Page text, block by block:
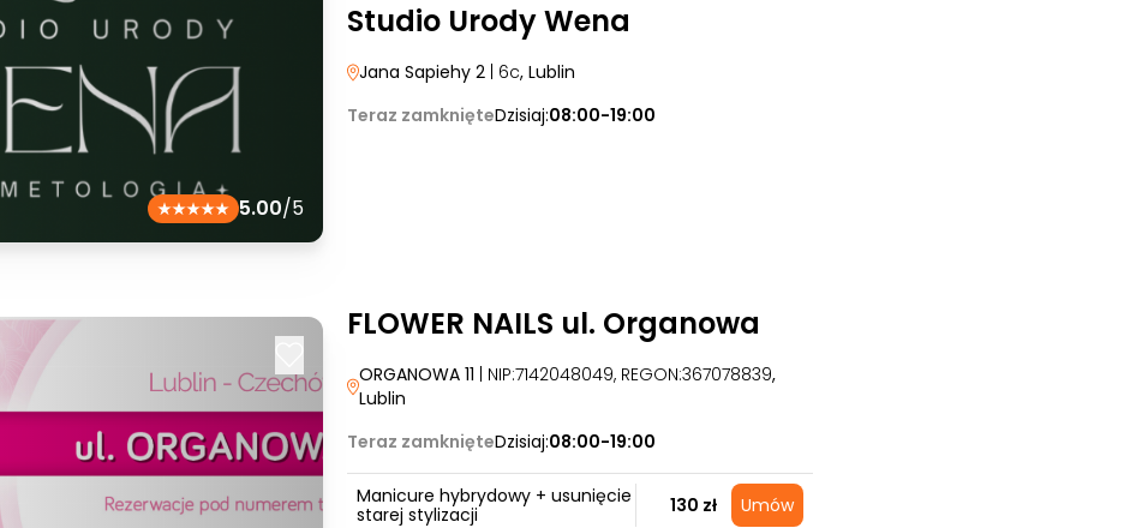
5.00/5
Studio Urody Wena
Jana Sapiehy 2 | 6c, Lublin
Teraz zamknięteDzisiaj:08:00-19:00
FLOWER NAILS ul. Organowa
ORGANOWA 11 | NIP:7142048049, REGON:367078839,
Lublin
Teraz zamknięteDzisiaj:08:00-19:00
Manicure hybrydowy + usunięcie
starej stylizacji
130 zł Umów